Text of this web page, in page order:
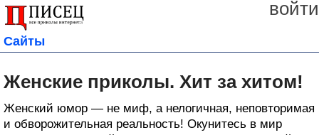
войти
Сайты
Женские приколы. Хит за хитом!
Женский юмор — не миф, а нелогичная, неповторимая
и обворожительная реальность! Окунитесь в мир